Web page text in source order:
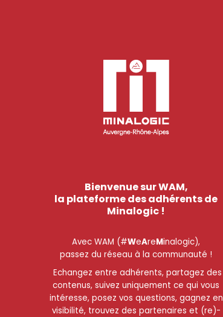
Bienvenue sur WAM,
la plateforme des adhérents de
Minalogic !
Avec WAM (#WeAreMinalogic),
passez du réseau à la communauté !
Echangez entre adhérents, partagez des
contenus, suivez uniquement ce qui vous
intéresse, posez vos questions, gagnez en
visibilité, trouvez des partenaires et (re)-